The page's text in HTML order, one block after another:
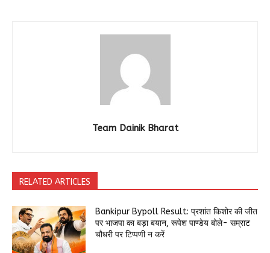
Team Dainik Bharat
RELATED ARTICLES
Bankipur Bypoll Result: प्रशांत किशोर की जीत
पर भाजपा का बड़ा बयान, रूपेश पाण्डेय बोले- सम्राट
चौधरी पर टिप्पणी न करें